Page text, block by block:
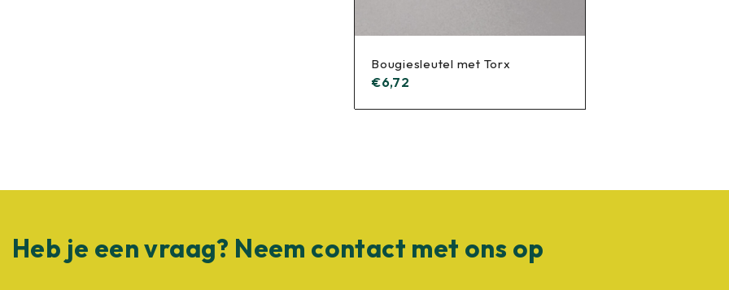
Bougiesleutel met Torx
€6,72
Heb je een vraag? Neem contact met ons op